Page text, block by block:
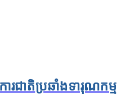
រជាតិប្រឆាំងទារុណកម្ម